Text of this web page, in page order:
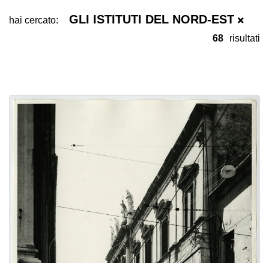
hai cercato: GLI ISTITUTI DEL NORD-EST
68 risultati